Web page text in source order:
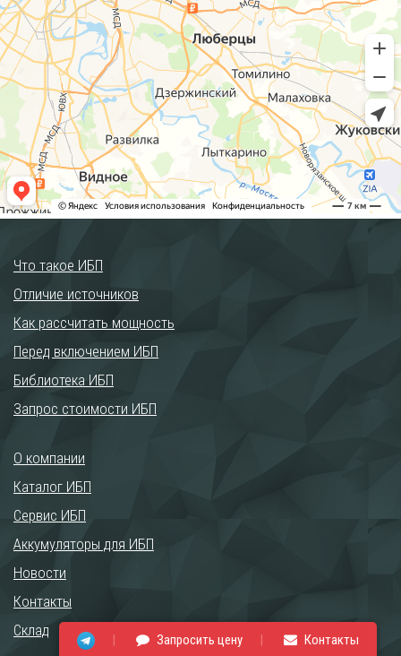
Что такое ИБП
Отличие источников
Как рассчитать мощность
Перед включением ИБП
Библиотека ИБП
Запрос стоимости ИБП
О компании
Каталог ИБП
Сервис ИБП
Аккумуляторы для ИБП
Новости
Контакты
Склад
Запросить цену Контакты